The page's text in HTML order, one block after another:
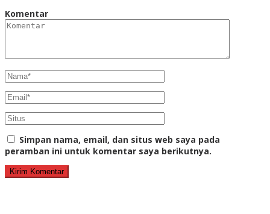
Komentar
Simpan nama, email, dan situs web saya pada
peramban ini untuk komentar saya berikutnya.